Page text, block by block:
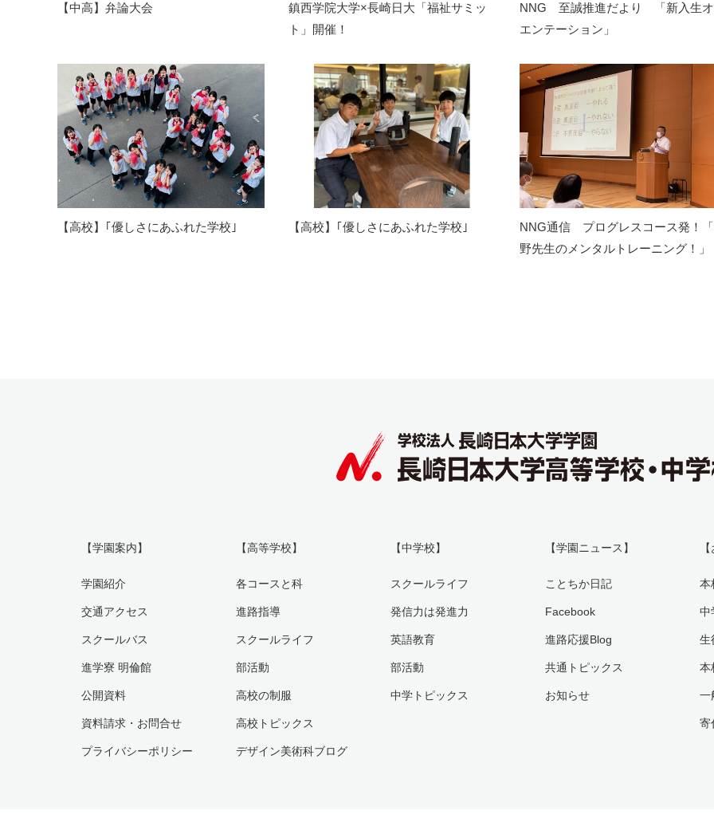
【中高】弁論大会
鎮西学院大学×長崎日大「福祉サミッ
ト」開催！
NNG 至誠推進だより 「新入生
エンテーション」
【高校】｢優しさにあふれた学校｣ 【高校】｢優しさにあふれた学校｣
NNG通信 プログレスコース発！
野先生のメンタルトレーニング！」
【学園案内】
学園紹介
交通アクセス
スクールバス
進学寮 明倫館
公開資料
資料請求・お問合せ
プライバシーポリシー
【高等学校】
各コースと科
進路指導
スクールライフ
部活動
高校の制服
高校トピックス
デザイン美術科ブログ
【中学校】
スクールライフ
発信力は発進力
英語教育
部活動
中学トピックス
【学園ニュース】
ことちか日記
Facebook
進路応援Blog
共通トピックス
お知らせ
本
中
生
本
一
寄